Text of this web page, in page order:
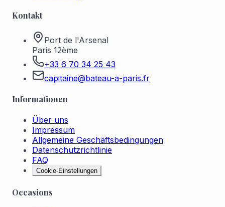
Kontakt
Port de l'Arsenal
Paris 12ème
+33 6 70 34 25 43
capitaine@bateau-a-paris.fr
Informationen
Über uns
Impressum
Allgemeine Geschäftsbedingungen
Datenschutzrichtlinie
FAQ
Cookie-Einstellungen
Occasions